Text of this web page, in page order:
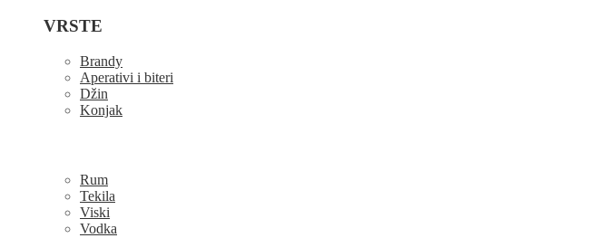
VRSTE
Brandy
Aperativi i biteri
Džin
Konjak
Rum
Tekila
Viski
Vodka